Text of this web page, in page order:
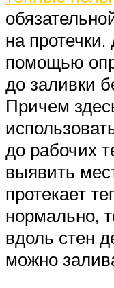
на протечки.
помощью
до заливки
Причем
до рабочих
выявить
протекает
нормально,
вдоль стен
можно